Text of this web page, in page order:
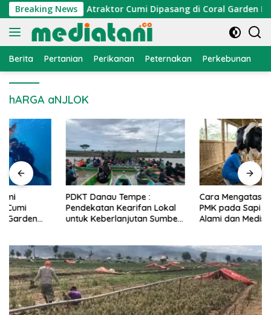
Langsung
ke
konten
Breaking News
Nelayan, Atraktor Cumi Dipasang di Coral Garden Pulau
Berita Pertanian Perikanan Peternakan Perkebunan
hARGA aNJLOK
PDKT Danau Tempe :
Pendekatan Kearifan Lokal
untuk Keberlanjutan Sumber
Cara Mengatasi Penyakit
PMK pada Sapi Perah Secara
Alami dan Medis